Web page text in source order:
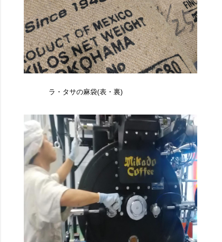
ラ・タサの麻袋(表・裏)